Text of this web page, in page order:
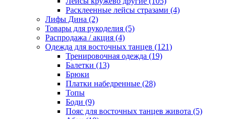
Расклеенные лейсы стразами (4)
Лифы Дина (2)
Товары для рукоделия (5)
Распродажа / акция (4)
Одежда для восточных танцев (121)
Тренировочная одежда (19)
Балетки (13)
Брюки
Платки набедренные (28)
Топы
Боди (9)
Пояс для восточных танцев живота (5)